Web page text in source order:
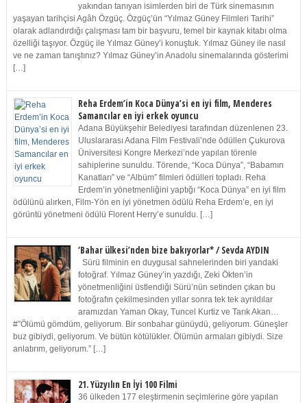
yakından tanıyan isimlerden biri de Türk sinemasının
yaşayan tarihçisi Agâh Özgüç. Özgüç’ün “Yılmaz Güney Filmleri Tarihi”
olarak adlandırdığı çalışması tam bir başvuru, temel bir kaynak kitabı olma
özelliği taşıyor. Özgüç ile Yılmaz Güney’i konuştuk. Yılmaz Güney ile nasıl
ve ne zaman tanıştınız? Yılmaz Güney’in Anadolu sinemalarında gösterimi
[…]
Reha Erdem’in Koca Dünya’si en iyi film, Menderes
Samancılar en iyi erkek oyuncu
Adana Büyükşehir Belediyesi tarafından düzenlenen 23.
Uluslararası Adana Film Festivali’nde ödüllen Çukurova
Üniversitesi Kongre Merkezi’nde yapılan törenle
sahiplerine sunuldu. Törende, “Koca Dünya”, “Babamın
Kanatları” ve “Albüm” filmleri ödülleri topladı. Reha
Erdem’in yönetmenliğini yaptığı “Koca Dünya” en iyi film
ödülünü alırken, Film-Yön en iyi yönetmen ödülü Reha Erdem’e, en iyi
görüntü yönetmeni ödülü Florent Herry’e sunuldu. […]
‘Bahar ülkesi’nden bize bakıyorlar* / Sevda AYDIN
Sürü filminin en duygusal sahnelerinden biri yandaki
fotoğraf. Yılmaz Güney’in yazdığı, Zeki Ökten’in
yönetmenliğini üstlendiği Sürü’nün setinden çıkan bu
fotoğrafın çekilmesinden yıllar sonra tek tek ayrıldılar
aramızdan Yaman Okay, Tuncel Kurtiz ve Tarık Akan…
#”Ölümü gömdüm, geliyorum. Bir sonbahar günüydü, geliyorum. Güneşler
buz gibiydi, geliyorum. Ve bütün kötülükler. Ölümün armaları gibiydi. Size
anlatırım, geliyorum.” […]
21. Yüzyılın En İyi 100 Filmi
36 ülkeden 177 eleştirmenin seçimlerine göre yapılan